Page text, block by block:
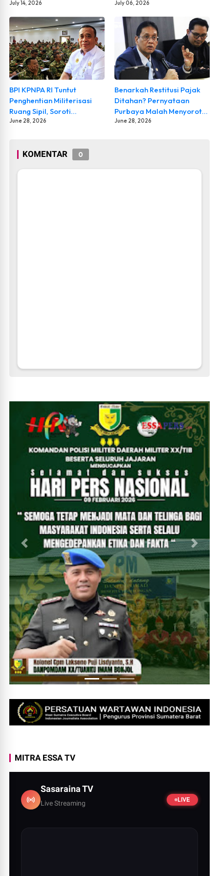
July 14, 2026
Mengantre! Warga Soroti
Dugaan Pembiaran
Penyaluran BBM Bersubsidi
di SPBU Abai
July 06, 2026
BPI KPNPA RI Tuntut
Penghentian Militerisasi
Ruang Sipil, Soroti
Kematian Lima Peserta
June 28, 2026
Benarkah Restitusi Pajak
Ditahan? Pernyataan
Purbaya Malah Menyorot
Dugaan Oknum DJP
June 28, 2026
KOMENTAR 0
MITRA ESSA TV
Sasaraina TV
Live Streaming LIVE